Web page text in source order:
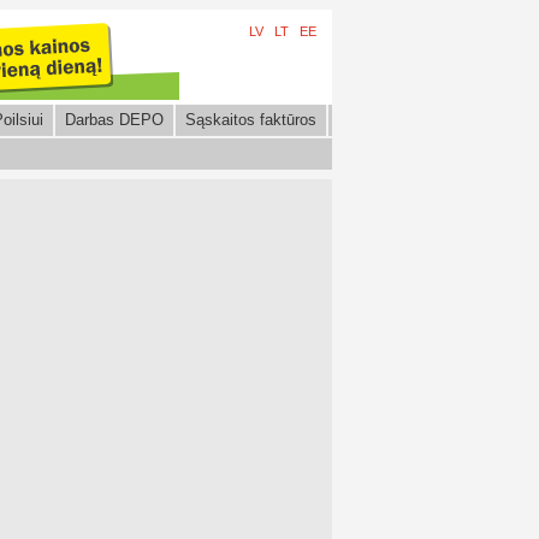
LV LT EE
Darbas DEPO
Sąskaitos faktūros